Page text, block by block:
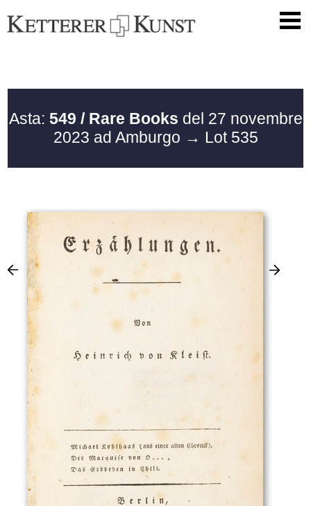
Asta: 549 / Rare Books del 27 novembre
2023 ad Amburgo → Lot 535